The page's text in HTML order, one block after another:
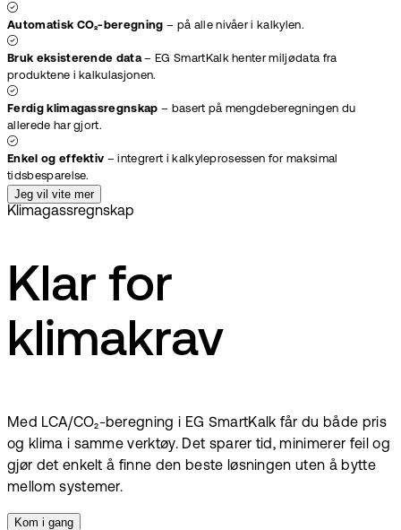
Automatisk CO₂-beregning – på alle nivåer i kalkylen.
Bruk eksisterende data– EG SmartKalk henter miljødata fra
produktene i kalkulasjonen.
Ferdig klimagassregnskap – basert på mengdeberegningen du
allerede har gjort.
Enkel og effektiv – integrert i kalkyleprosessen for maksimal
tidsbesparelse.
Jeg vil vite mer
Klimagassregnskap
Klar for
klimakrav
Med LCA/CO₂-beregning i EG SmartKalk får du både pris
og klima i samme verktøy. Det sparer tid, minimerer feil og
gjør det enkelt å finne den beste løsningen uten å bytte
mellom systemer.
Kom i gang